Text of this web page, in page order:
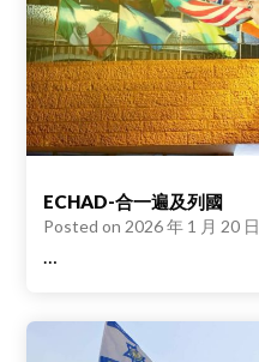
ECHAD-合一遍及列國
Posted on 2026 年 1 月 20 日
…